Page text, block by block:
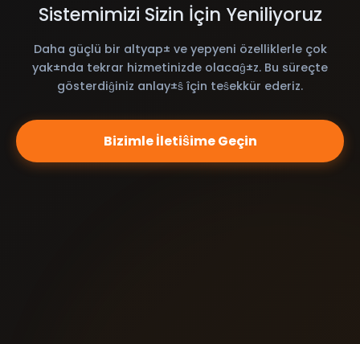
Sistemimizi Sizin İçin Yeniliyoruz
Daha güçlü bir altyap± ve yepyeni özelliklerle çok
yak±nda tekrar hizmetinizde olacaĝ±z. Bu süreçte
gösterdiĝiniz anlay±ŝ îçin teŝekkür ederiz.
Bizimle İletiŝime Geçin